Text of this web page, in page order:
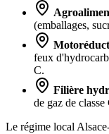
(emballages,
feux
C.
Filière
de gaz de
Le régime local